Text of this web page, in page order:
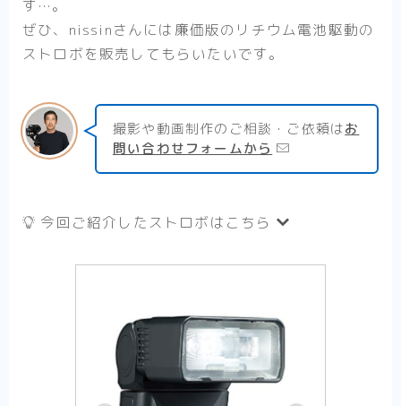
す…。
ぜひ、nissinさんには廉価版のリチウム電池駆動の
ストロボを販売してもらいたいです。
撮影や動画制作のご相談・ご依頼はお
問い合わせフォームから
今回ご紹介したストロボはこちら